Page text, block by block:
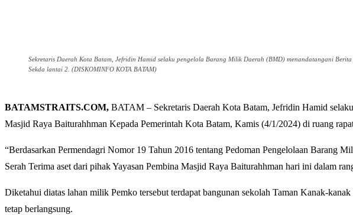
Sekretaris Daerah Kota Batam, Jefridin Hamid selaku pengelola Barang Milik Daerah (BMD) menandatangani
Sekda lantai 2. (DISKOMINFO KOTA BATAM)
BATAMSTRAITS.COM, BATAM – Sekretaris Daerah Kota Batam, Jefridin Hamid
Masjid Raya Baiturahhman Kepada Pemerintah Kota Batam, Kamis (4/1/2024) di ruang
“Berdasarkan Permendagri Nomor 19 Tahun 2016 tentang Pedoman Pengelolaan Barang
Serah Terima aset dari pihak Yayasan Pembina Masjid Raya Baiturahhman hari ini dalam
Diketahui diatas lahan milik Pemko tersebut terdapat bangunan sekolah Taman Kanak-
tetap berlangsung.